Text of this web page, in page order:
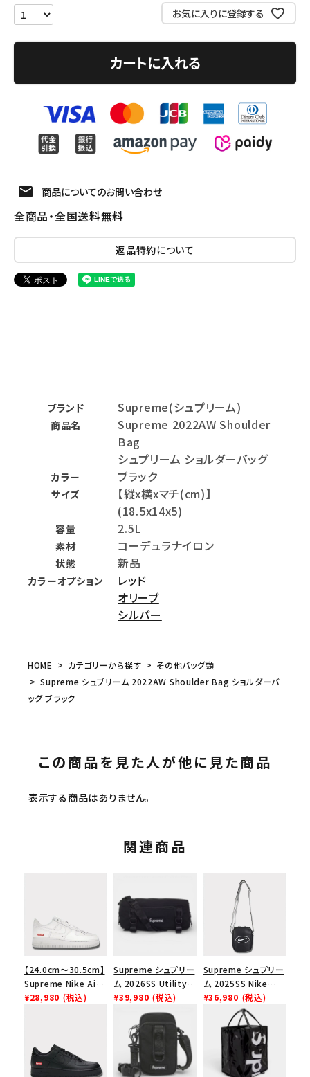
ACCOUNT MENU
ようこそ ゲスト 様
person 会員登録
Follow us
お気に入りに登録する
カートに入れる
商品についてのお問い合わせ
全商品・全国送料無料
返品特約について
ブランド Supreme(シュプリーム)
商品名
Supreme 2022AW Shoulder
Bag
シュプリーム ショルダーバッグ
カラー ブラック
サイズ
【縦x横xマチ(cm)】
(18.5x14x5)
容量 2.5L
素材 コーデュラナイロン
状態 新品
カラーオプション
レッド
オリーブ
シルバー
HOME カテゴリーから探す
その他バッグ類
Supreme シュプリーム 2022AW Shoulder Bag ショルダーバ
ッグ ブラック
この商品を見た人が他に見た商品
表示する商品はありません。
関連商品
【24.0cm～30.5cm】
Supreme Nike Air
Force 1 Low シュプ
¥28,980 (税込)
Supreme シュプリー
ム 2026SS Utility
Bag ユーティリティ
バッグ ブラック
¥39,980 (税込)
Supreme シュプリー
ム 2025SS Nike
Leather Shoulder
Bag ナイキレザーシ
ョルダーバッグ ブラッ
¥36,980 (税込)